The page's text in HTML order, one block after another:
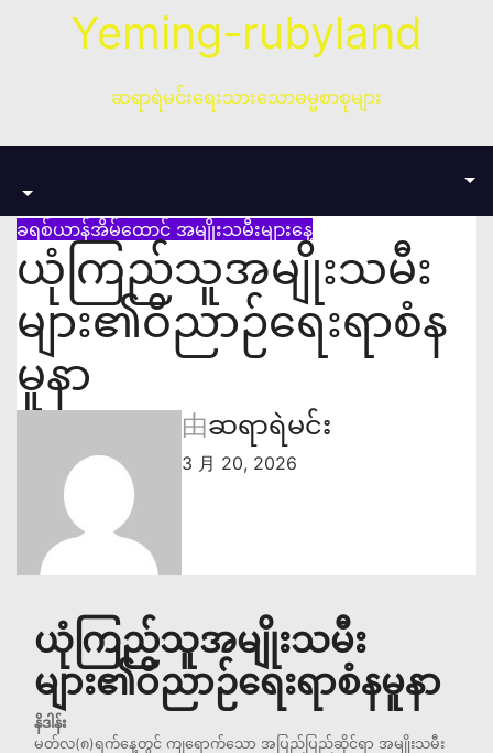
Yeming-rubyland
ဆရာရဲမင်းရေးသားသောဓမ္မစာစုများ
ခရစ်ယာန်အိမ်ထောင် အမျိုးသမီးများနေ့
ယုံကြည်သူအမျိုးသမီး
များ၏ဝိညာဉ်ရေးရာစံန
မူနာ
由ဆရာရဲမင်း
3 月 20, 2026
ယုံကြည်သူအမျိုးသမီး
များ၏ဝိညာဉ်ရေးရာစံနမူနာ
နိဒါန်း
မတ်လ(၈)ရက်နေ့တွင် ကျရောက်သော အပြည်ပြည်ဆိုင်ရာ အမျိုးသမီး